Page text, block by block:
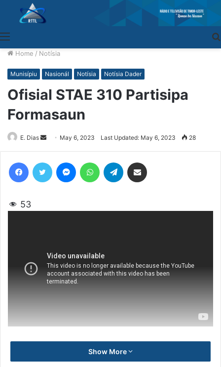
Home / Notísia
Munisípiu Nasionál Notísia Notísia Dader
Ofisial STAE 310 Partisipa
Formasaun
E. Dias
Send
an
May 6, 2023 Last Updated: May 6, 2023 28
53
Show More